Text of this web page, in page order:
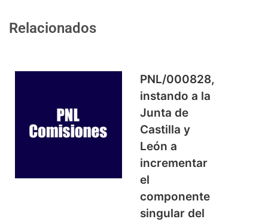
Relacionados
PNL/000828,
instando a la
Junta de
Castilla y
León a
incrementar
el
componente
singular del